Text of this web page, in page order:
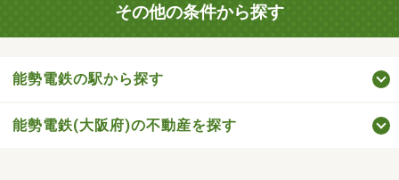
その他の条件から探す
能勢電鉄の駅から探す
能勢電鉄(大阪府)の不動産を探す